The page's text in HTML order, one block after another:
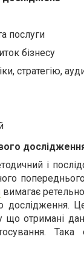
послуги
бізнесу
стратегію,
і
вимагає
дослідження.
отримані
Така